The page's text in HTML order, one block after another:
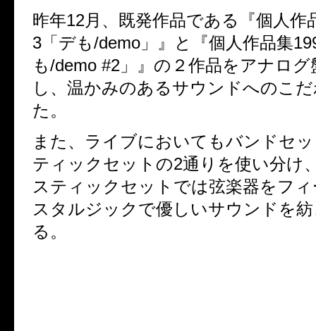
昨年12月、既発作品である『個人作
3「デも/demo」』と『個人作品集
も/demo #2」』の２作品をアナロ
し、温かみのあるサウンドへのこ
た。
また、ライブにおいてもバンドセ
ティックセットの2通りを使い分け
スティックセットでは弦楽器をフ
スタルジックで優しいサウンドを
る。